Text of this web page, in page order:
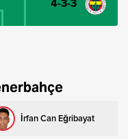
İrfan Can Eğribayat